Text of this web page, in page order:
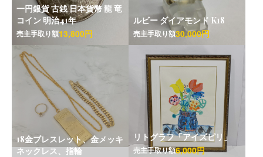
一円銀貨 古銭 日本貨幣 龍 竜
コイン 明治41年
売主手取り額13,800円
ルビー ダイアモンド K18
売主手取り額30,000円
18金ブレスレット、金メッキ
ネックレス、指輪
リトグラフ「アイズピリ」
売主手取り額6,000円